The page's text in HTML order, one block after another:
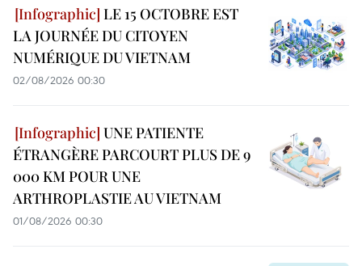
LE 15 OCTOBRE EST
LA JOURNÉE DU CITOYEN
NUMÉRIQUE DU VIETNAM
02/08/2026 00:30
UNE PATIENTE
ÉTRANGÈRE PARCOURT PLUS DE 9
000 KM POUR UNE
ARTHROPLASTIE AU VIETNAM
01/08/2026 00:30